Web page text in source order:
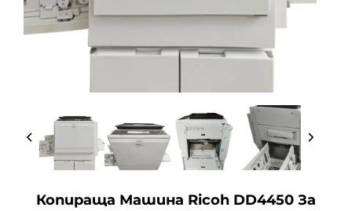
Копираща Машина Ricoh DD4450 За